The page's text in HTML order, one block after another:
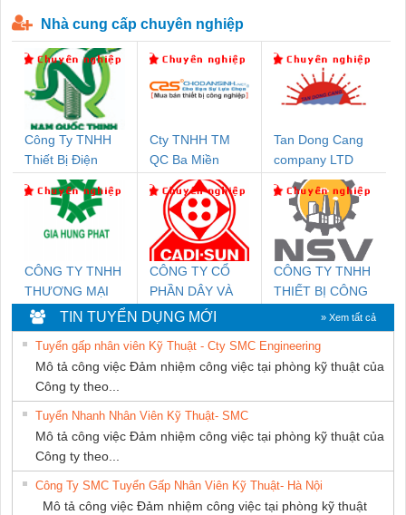
Nhà cung cấp chuyên nghiệp
Công Ty TNHH
Thiết Bị Điện
Nam Quốc Thịnh
Cty TNHH TM
QC Ba Miền
Tan Dong Cang
company LTD
CÔNG TY TNHH
THƯƠNG MẠI
DỊCH VỤ KỸ
THUẬT ĐIỆN CƠ
GIA HƯNG PHÁT
CÔNG TY CỔ
PHẦN DÂY VÀ
CÁP ĐIỆN
THƯỢNG ĐÌNH
CÔNG TY TNHH
THIẾT BỊ CÔNG
NGHIỆP NIHON
SETSUBI VIỆT
NAM
TIN TUYỂN DỤNG MỚI » Xem tất cả
Tuyển gấp nhân viên Kỹ Thuật - Cty SMC Engineering
Mô tả công việc Đảm nhiệm công việc tại phòng kỹ thuật của
Công ty theo...
Tuyển Nhanh Nhân Viên Kỹ Thuật- SMC
Mô tả công việc Đảm nhiệm công việc tại phòng kỹ thuật của
Công ty theo...
Công Ty SMC Tuyển Gấp Nhân Viên Kỹ Thuật- Hà Nội
Mô tả công việc Đảm nhiệm công việc tại phòng kỹ thuật